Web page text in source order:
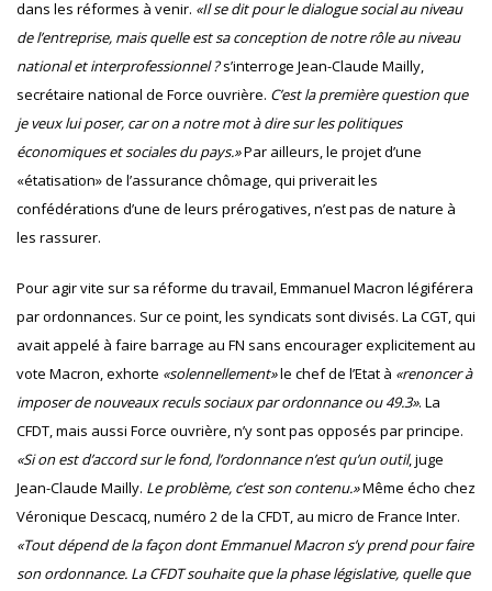
dans les réformes à venir. «Il se dit pour le dialogue social au niveau
de l’entreprise, mais quelle est sa conception de notre rôle au niveau
national et interprofessionnel ?s’interroge Jean-Claude Mailly,
secrétaire national de Force ouvrière. C’est la première question que
je veux lui poser, car on a notre mot à dire sur les politiques
économiques et sociales du pays.»Par ailleurs, le projet d’une
«étatisation» de l’assurance chômage, qui priverait les
confédérations d’une de leurs prérogatives, n’est pas de nature à
les rassurer.
Pour agir vite sur sa réforme du travail, Emmanuel Macron légiférera
par ordonnances. Sur ce point, les syndicats sont divisés. La CGT, qui
avait appelé à faire barrage au FN sans encourager explicitement au
vote Macron, exhorte «solennellement»le chef de l’Etat à «renoncer à
imposer de nouveaux reculs sociaux par ordonnance ou 49.3». La
CFDT, mais aussi Force ouvrière, n’y sont pas opposés par principe.
«Si on est d’accord sur le fond, l’ordonnance n’est qu’un outil, juge
Jean-Claude Mailly. Le problème, c’est son contenu.»Même écho chez
Véronique Descacq, numéro 2 de la CFDT, au micro de France Inter.
«Tout dépend de la façon dont Emmanuel Macron s’y prend pour faire
son ordonnance. La CFDT souhaite que la phase législative, quelle que